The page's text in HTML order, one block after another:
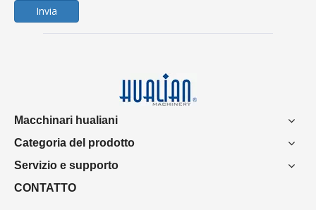
Invia
Macchinari hualiani
Categoria del prodotto
Servizio e supporto
CONTATTO